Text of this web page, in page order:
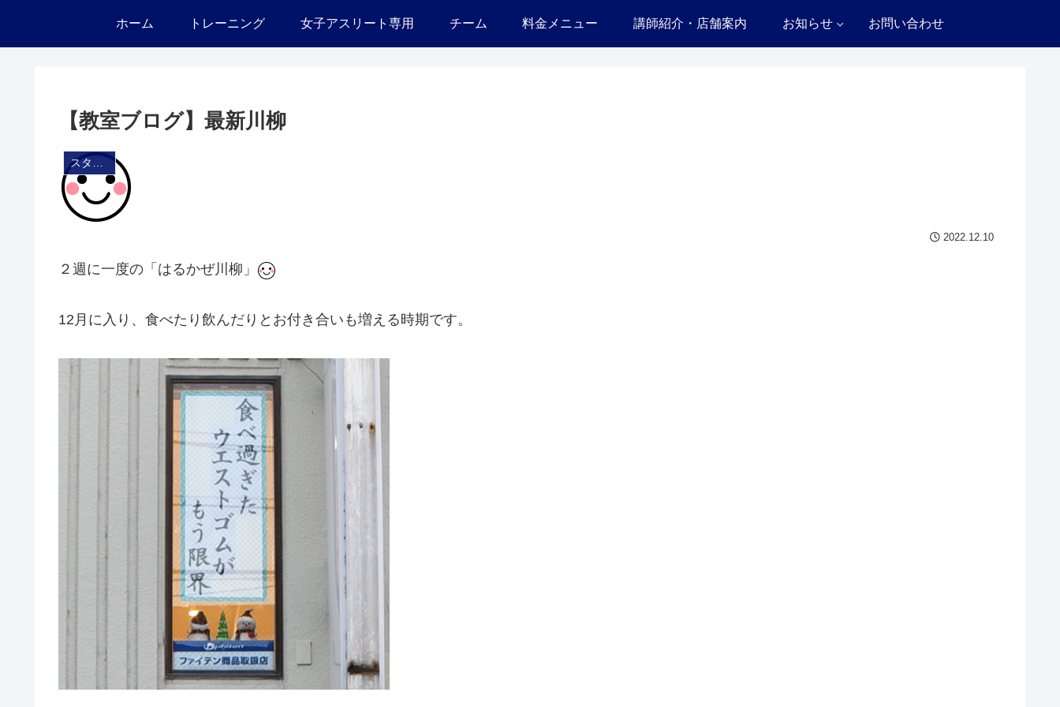
ホーム トレーニング 女子アスリート専用 チーム 料金メニュー 講師紹介・店舗案内 お知らせ お問い合わせ
【教室ブログ】最新川柳
2022.12.10
２週に一度の「はるかぜ川柳」
12月に入り、食べたり飲んだりとお付き合いも増える時期です。